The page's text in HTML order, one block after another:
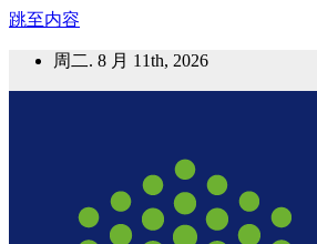
跳至内容
周二. 8 月 11th, 2026